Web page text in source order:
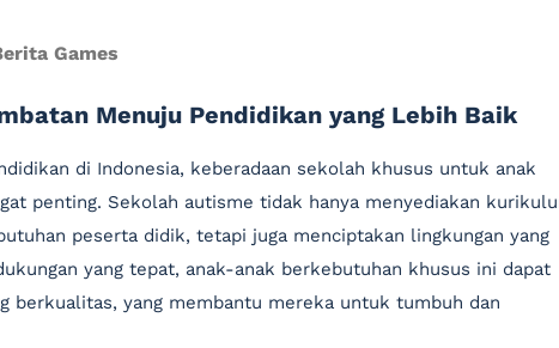
Games
Menuju Pendidikan yang Lebih Baik
di Indonesia, keberadaan sekolah khusus untuk anak
penting. Sekolah autisme tidak hanya menyediakan
peserta didik, tetapi juga menciptakan lingkungan yang
yang tepat, anak-anak berkebutuhan khusus ini dapat
berkualitas, yang membantu mereka untuk tumbuh dan